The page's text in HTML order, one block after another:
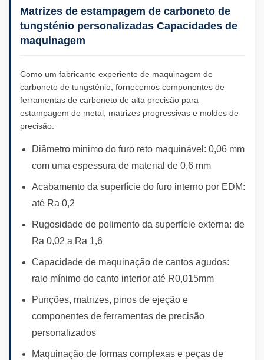
Matrizes de estampagem de carboneto de
tungsténio personalizadas Capacidades de
maquinagem
Como um fabricante experiente de maquinagem de
carboneto de tungsténio, fornecemos componentes de
ferramentas de carboneto de alta precisão para
estampagem de metal, matrizes progressivas e moldes de
precisão.
Diâmetro mínimo do furo reto maquinável: 0,06 mm
com uma espessura de material de 0,6 mm
Acabamento da superfície do furo interno por EDM:
até Ra 0,2
Rugosidade de polimento da superfície externa: de
Ra 0,02 a Ra 1,6
Capacidade de maquinação de cantos agudos:
raio mínimo do canto interior até R0,015mm
Punções, matrizes, pinos de ejeção e
componentes de ferramentas de precisão
personalizados
Maquinação de formas complexas e peças de